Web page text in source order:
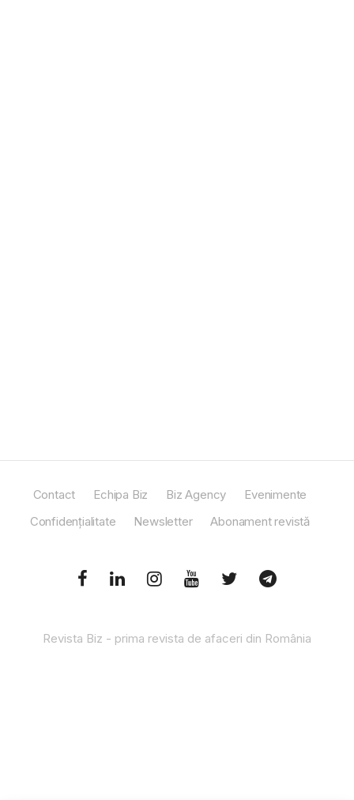
Contact Echipa Biz Biz Agency
Evenimente
Confidențialitate
Newsletter Abonament revistă
Revista Biz - prima revista de afaceri din România